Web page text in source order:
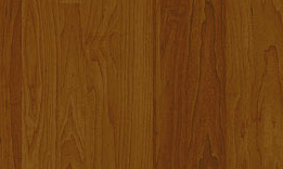
Aktion Eva erfolgreich
spezielle Delfintherapie beginnen.
Ich, Eva und ihre Familie